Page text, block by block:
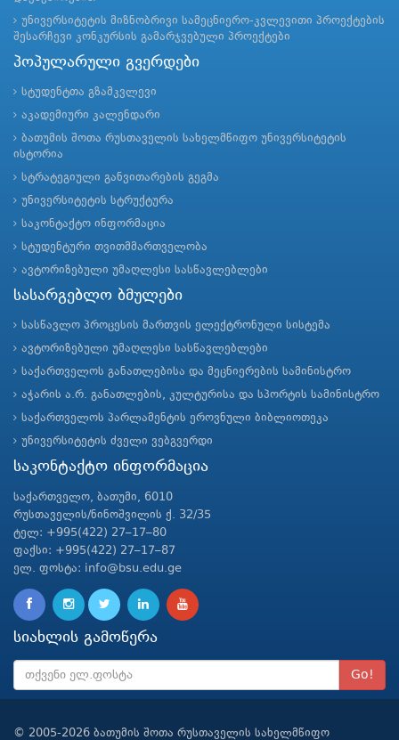
უნივერსიტეტის მიზნობრივი სამეცნიერო-კვლევითი პროექტების
შესარჩევი კონკურსის გამარჯვებული პროექტები
პოპულარული გვერდები
სტუდენტთა გზამკვლევი
აკადემიური კალენდარი
ბათუმის შოთა რუსთაველის სახელმწიფო უნივერსიტეტის
ისტორია
სტრატეგიული განვითარების გეგმა
უნივერსიტეტის სტრუქტურა
საკონტაქტო ინფორმაცია
სტუდენტური თვითმმართველობა
ავტორიზებული უმაღლესი სასწავლებლები
სასარგებლო ბმულები
სასწავლო პროცესის მართვის ელექტრონული სისტემა
ავტორიზებული უმაღლესი სასწავლებლები
საქართველოს განათლებისა და მეცნიერების სამინისტრო
აჭარის ა.რ. განათლების, კულტურისა და სპორტის სამინისტრო
საქართველოს პარლამენტის ეროვნული ბიბლიოთეკა
უნივერსიტეტის ძველი ვებგვერდი
საკონტაქტო ინფორმაცია
საქართველო, ბათუმი, 6010
რუსთაველის/ნინოშვილის ქ. 32/35
ტელ: +995(422) 27–17–80
ფაქსი: +995(422) 27–17–87
ელ. ფოსტა: info@bsu.edu.ge
სიახლის გამოწერა
Go!
© 2005-2026 ბათუმის შოთა რუსთაველის სახელმწიფო